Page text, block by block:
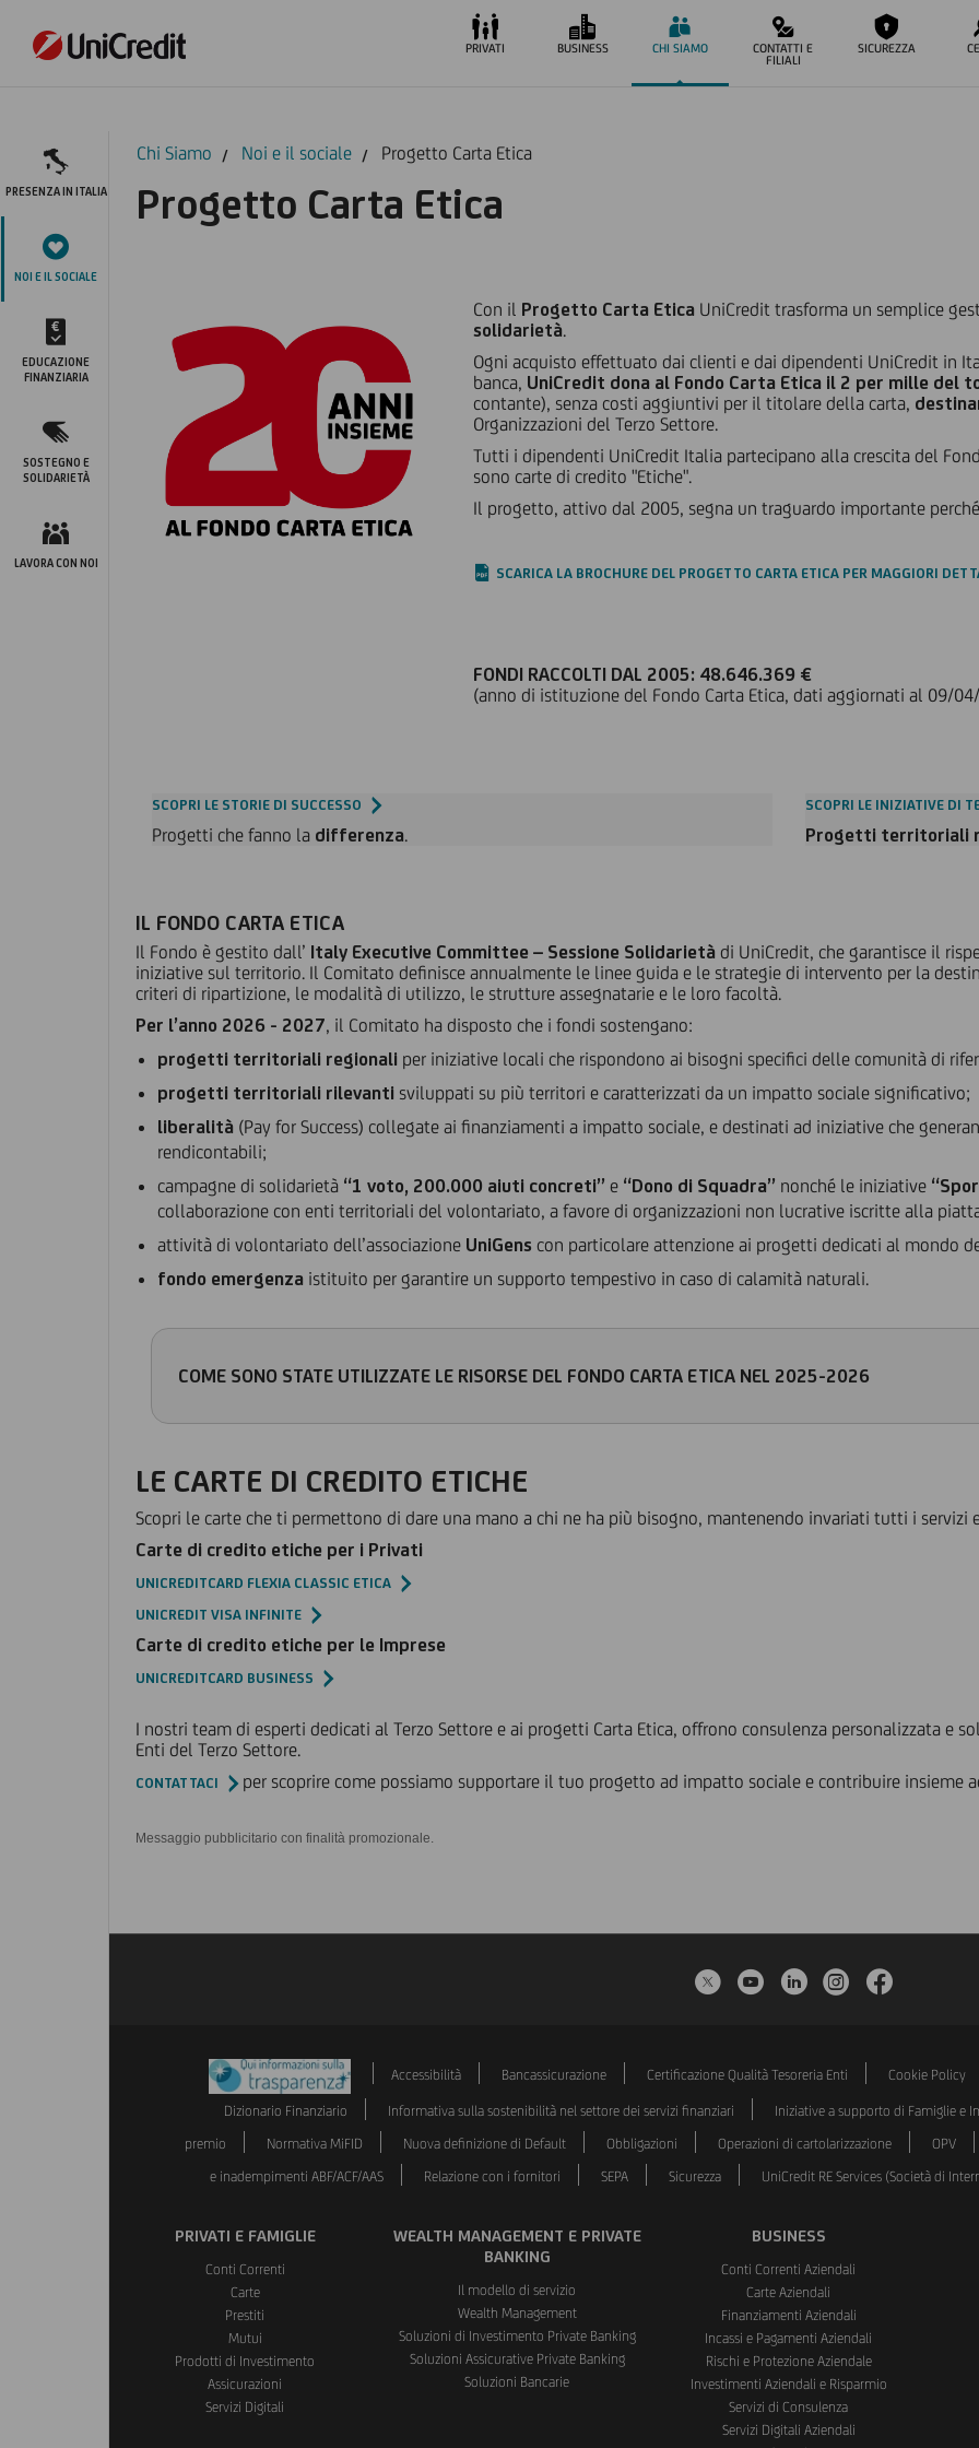
PRIVATI BUSINESS CHI SIAMO CONTATTI E
FILIALI
SICUREZZA
PRESENZA IN ITALIA
NOI E IL SOCIALE
EDUCAZIONE
FINANZIARIA
SOSTEGNO E
SOLIDARIETÀ
LAVORA CON NOI
Chi Siamo Noi e il sociale Progetto Carta Etica
Progetto Carta Etica
Con il Progetto Carta Etica UniCredit trasforma un semplice
solidarietà.
Ogni acquisto effettuato dai clienti e dai dipendenti UniCredit in
banca, UniCredit dona al Fondo Carta Etica il 2 per mille del
contante), senza costi aggiuntivi per il titolare della carta,
Organizzazioni del Terzo Settore.
Tutti i dipendenti UniCredit Italia partecipano alla crescita del
sono carte di credito "Etiche".
Il progetto, attivo dal 2005, segna un traguardo importante perché
SCARICA LA BROCHURE DEL PROGETTO CARTA ETICA PER MAGGIORI
FONDI RACCOLTI DAL 2005: 48.646.369 €
(anno di istituzione del Fondo Carta Etica, dati aggiornati al 09/
SCOPRI LE STORIE DI SUCCESSO
Progetti che fanno la differenza.
SCOPRI LE INIZIATIVE DI
Progetti territoriali
IL FONDO CARTA ETICA
Il Fondo è gestito dall’ Italy Executive Committee – Sessione Solidarietà di UniCredit, che garantisce il
iniziative sul territorio. Il Comitato definisce annualmente le linee guida e le strategie di intervento per la
criteri di ripartizione, le modalità di utilizzo, le strutture assegnatarie e le loro facoltà.
Per l’anno 2026 - 2027, il Comitato ha disposto che i fondi sostengano:
progetti territoriali regionali per iniziative locali che rispondono ai bisogni specifici delle comunità di
progetti territoriali rilevanti sviluppati su più territori e caratterizzati da un impatto sociale significativo;
liberalità (Pay for Success) collegate ai finanziamenti a impatto sociale, e destinati ad iniziative che
rendicontabili;
campagne di solidarietà “1 voto, 200.000 aiuti concreti” e “Dono di Squadra” nonché le iniziative
collaborazione con enti territoriali del volontariato, a favore di organizzazioni non lucrative iscritte alla
attività di volontariato dell’associazione UniGens con particolare attenzione ai progetti dedicati al mondo
fondo emergenza istituito per garantire un supporto tempestivo in caso di calamità naturali.
COME SONO STATE UTILIZZATE LE RISORSE DEL FONDO CARTA ETICA NEL 2025-2026
LE CARTE DI CREDITO ETICHE
Scopri le carte che ti permettono di dare una mano a chi ne ha più bisogno, mantenendo invariati tutti i servizi
Carte di credito etiche per i Privati
UNICREDITCARD FLEXIA CLASSIC ETICA
UNICREDIT VISA INFINITE
Carte di credito etiche per le Imprese
UNICREDITCARD BUSINESS
I nostri team di esperti dedicati al Terzo Settore e ai progetti Carta Etica, offrono consulenza personalizzata e
Enti del Terzo Settore.
CONTATTACI per scoprire come possiamo supportare il tuo progetto ad impatto sociale e contribuire insieme
Messaggio pubblicitario con finalità promozionale.
TwitterYouTube
Accessibilità Bancassicurazione Certificazione Qualità Tesoreria Enti Cookie Policy
Dizionario Finanziario Informativa sulla sostenibilità nel settore dei servizi finanziari Iniziative a supporto di Famiglie e
premio
Normativa MiFID Nuova definizione di Default Obbligazioni Operazioni di cartolarizzazione OPV
e inadempimenti ABF/ACF/AAS
Relazione con i fornitori SEPA Sicurezza UniCredit RE Services (Società di
PRIVATI E FAMIGLIE
Conti Correnti
Carte
Prestiti
Mutui
Prodotti di Investimento
Assicurazioni
Servizi Digitali
WEALTH MANAGEMENT E PRIVATE
BANKING
Il modello di servizio
Wealth Management
Soluzioni di Investimento Private Banking
Soluzioni Assicurative Private Banking
Soluzioni Bancarie
BUSINESS
Conti Correnti Aziendali
Carte Aziendali
Finanziamenti Aziendali
Incassi e Pagamenti Aziendali
Rischi e Protezione Aziendale
Investimenti Aziendali e Risparmio
Servizi di Consulenza
Servizi Digitali Aziendali